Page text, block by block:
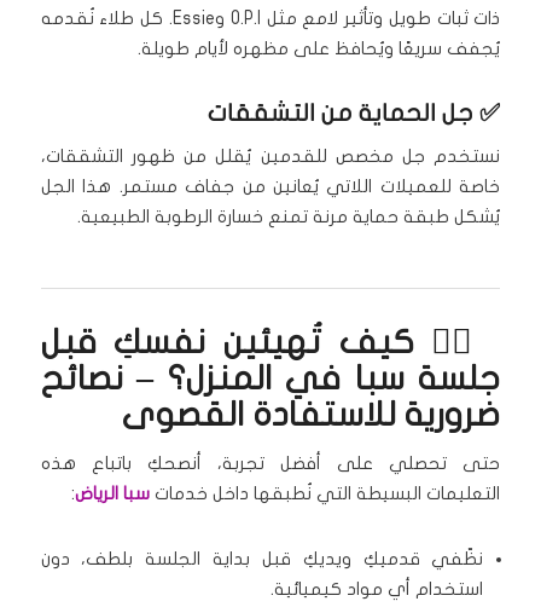
ذات ثبات طويل وتأثير لامع مثل O.P.I وEssie. كل طلاء نُقدمه
يُجفف سريعًا ويُحافظ على مظهره لأيام طويلة.
✅ جل الحماية من التشققات
نستخدم جل مخصص للقدمين يُقلل من ظهور التشققات،
خاصة للعميلات اللاتي يُعانين من جفاف مستمر. هذا الجل
يُشكل طبقة حماية مرنة تمنع خسارة الرطوبة الطبيعية.
🧘‍♀️ كيف تُهيئين نفسكِ قبل
جلسة سبا في المنزل؟ – نصائح
ضرورية للاستفادة القصوى
حتى تحصلي على أفضل تجربة، أنصحكِ باتباع هذه
التعليمات البسيطة التي نُطبقها داخل خدمات سبا الرياض:
نظّفي قدميكِ ويديكِ قبل بداية الجلسة بلطف، دون
استخدام أي مواد كيميائية.